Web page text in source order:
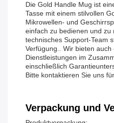
Die Gold Handle Mug ist
Tasse mit einem stilvollen
Mikrowellen- und
einfach zu bedienen und zu
technisches Support-Team
Verfügung.. Wir bieten auch
Dienstleistungen im
einschließlich
Bitte kontaktieren Sie uns
Verpackung und